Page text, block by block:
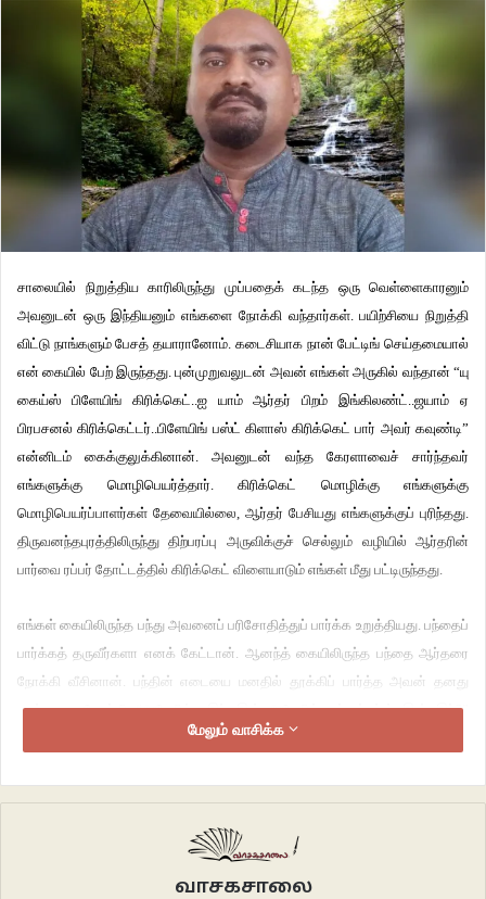
சாலையில் நிறுத்திய காரிலிருந்து முப்பதைக் கடந்த ஒரு வெள்ளைகாரனும்
அவனுடன் ஒரு இந்தியனும் எங்களை நோக்கி வந்தார்கள். பயிற்சியை நிறுத்தி
விட்டு நாங்களும் பேசத் தயாரானோம். கடைசியாக நான் பேட்டிங் செய்தமையால்
என் கையில் பேற் இருந்தது. புன்முறுவலுடன் அவன் எங்கள் அருகில் வந்தான் “யு
கைய்ஸ் பிளேயிங் கிரிக்கெட்..ஐ யாம் ஆர்தர் பிறம் இங்கிலண்ட்..ஜயாம் ஏ
பிரபசனல் கிரிக்கெட்டர்..பிளேயிங் பஸ்ட் கிளாஸ் கிரிக்கெட் பார் அவர் கவுண்டி”
என்னிடம் கைக்குலுக்கினான். அவனுடன் வந்த கேரளாவைச் சார்ந்தவர்
எங்களுக்கு மொழிபெயர்த்தார். கிரிக்கெட் மொழிக்கு எங்களுக்கு
மொழிபெயர்ப்பாளர்கள் தேவையில்லை, ஆர்தர் பேசியது எங்களுக்குப் புரிந்தது.
திருவனந்தபுரத்திலிருந்து திற்பரப்பு அருவிக்குச் செல்லும் வழியில் ஆர்தரின்
பார்வை ரப்பர் தோட்டத்தில் கிரிக்கெட் விளையாடும் எங்கள் மீது பட்டிருந்தது.
எங்கள் கையிலிருந்த பந்து அவனைப் பரிசோதித்துப் பார்க்க உறுத்தியது. பந்தைப்
பார்க்கத் தருவீர்களா எனக் கேட்டான். ஆனந்த் கையிலிருந்த பந்தை ஆர்தரை
நோக்கி வீசினான். பந்தின் எடையை மனதில் தூக்கிப் பார்த்த அவன் தனது
நண்பனை நோக்கி “அமேசிங் ..இற் இஸ் அமேசிங்..ஓட் ஸ்டப்ஸ் இன் இற்?”
பந்தைக் காட்டவே, கேரளாகாரன் பந்தை வாங்கி நன்கு பார்த்தப்படி துணியிலான
மேலும் வாசிக்க
வாசகசாலை